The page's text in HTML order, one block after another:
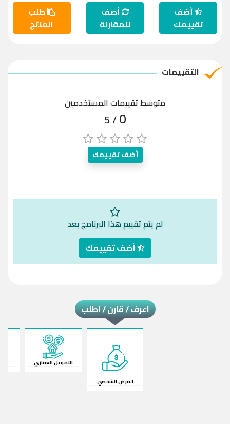
أضف
تقييمك
أصف
للمقارنة
طلب
المنتج
التقييمات
متوسط تقييمات المستخدمين
0
/ 5
أضف تقييمك
لم يتم تقييم هذا البرنامج بعد
أضف تقييمك
اعرف / قارن / اطلب
القرض الشخصي
التمويل العقاري